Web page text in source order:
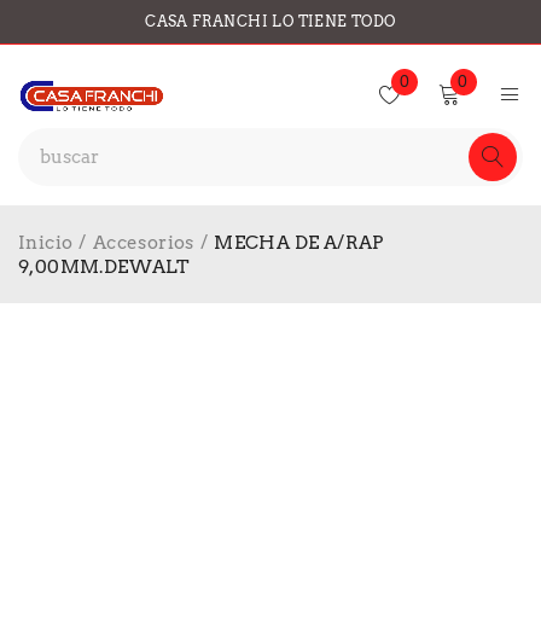
CASA FRANCHI LO TIENE TODO
0 0
Inicio / Accesorios / MECHA DE A/RAP
9,00MM.DEWALT